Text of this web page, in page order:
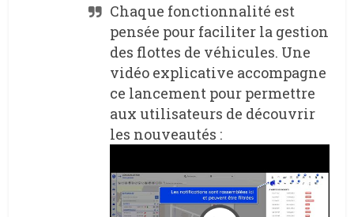
Chaque fonctionnalité est
pensée pour faciliter la gestion
des flottes de véhicules. Une
vidéo explicative accompagne
ce lancement pour permettre
aux utilisateurs de découvrir
les nouveautés :